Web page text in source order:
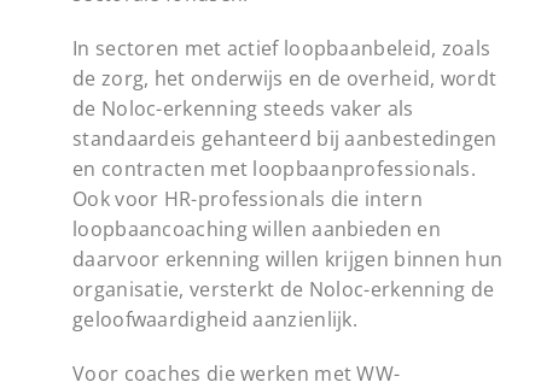
In sectoren met actief loopbaanbeleid, zoals
de zorg, het onderwijs en de overheid, wordt
de Noloc-erkenning steeds vaker als
standaardeis gehanteerd bij aanbestedingen
en contracten met loopbaanprofessionals.
Ook voor HR-professionals die intern
loopbaancoaching willen aanbieden en
daarvoor erkenning willen krijgen binnen hun
organisatie, versterkt de Noloc-erkenning de
geloofwaardigheid aanzienlijk.
Voor coaches die werken met WW-